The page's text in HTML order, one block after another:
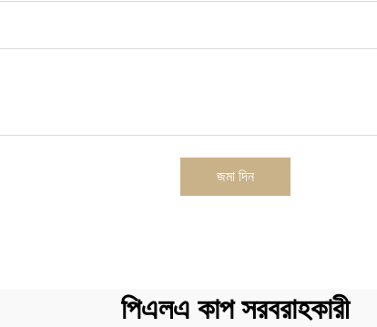
জমা দিন
পিএলএ কাপ সরবরাহকারী